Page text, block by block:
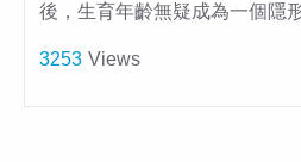
後，生育年齡無疑成為一個隱
3253 Views